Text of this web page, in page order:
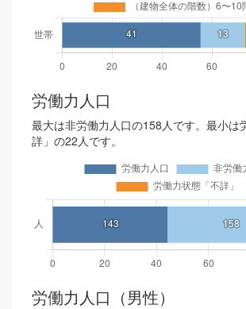
労働力人口
最大は非労働力人口の158人です。最小は
詳」の22人です。
労働力人口（男性）